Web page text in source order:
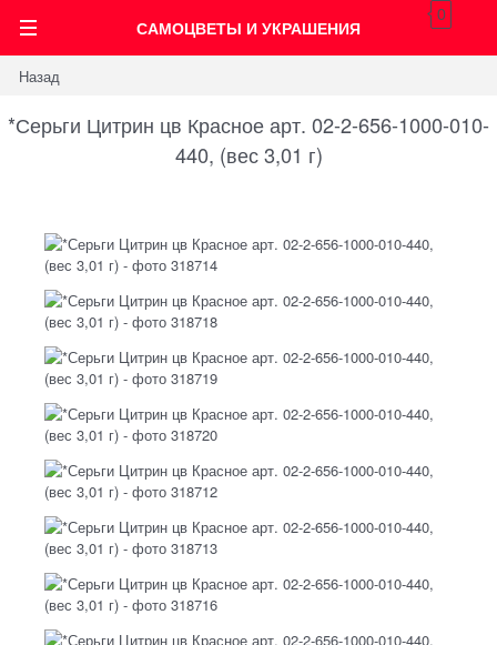
САМОЦВЕТЫ И УКРАШЕНИЯ
0
Назад
*Серьги Цитрин цв Красное арт. 02-2-656-1000-010-
440, (вес 3,01 г)